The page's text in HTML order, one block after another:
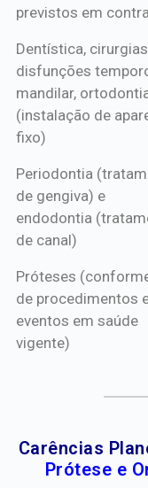
previstos em
Dentística,
disfunções
mandilar,
(instalação de
fixo)
Periodontia
de gengiva) e
endodontia
de canal)
Próteses
de procedimentos
eventos em saúde
vigente)
Carências
Prótese e